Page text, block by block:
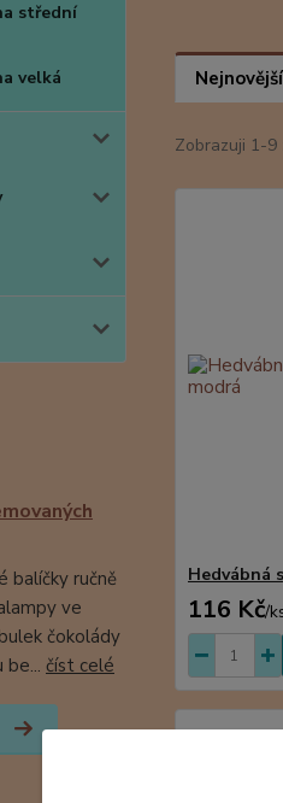
střední
velká
balíčky ručně
ve
čokolády
be... číst celé
Nejnovější
Zobrazuji 1-9
Hedvábná
116 Kč/